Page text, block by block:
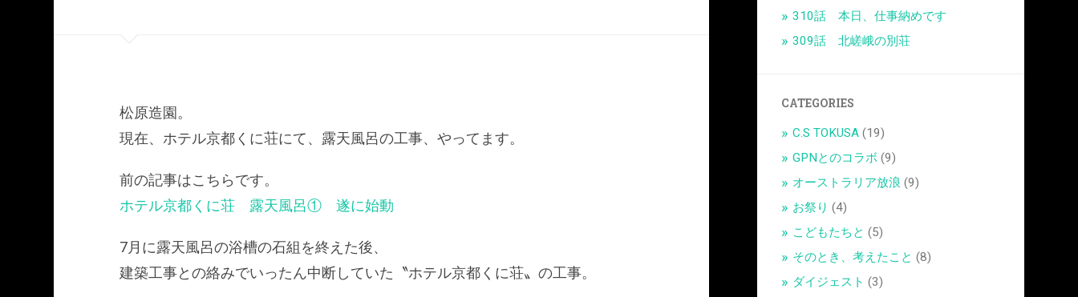
松原造園。
現在、ホテル京都くに荘にて、露天風呂の工事、やってます。
前の記事はこちらです。
ホテル京都くに荘 露天風呂① 遂に始動
7月に露天風呂の浴槽の石組を終えた後、
建築工事との絡みでいったん中断していた〝ホテル京都くに荘〟の工事。
310話 本日、仕事納めです
309話 北嵯峨の別荘
CATEGORIES
C.S TOKUSA (19)
GPNとのコラボ (9)
オーストラリア放浪 (9)
お祭り (4)
こどもたちと (5)
そのとき、考えたこと (8)
ダイジェスト (3)